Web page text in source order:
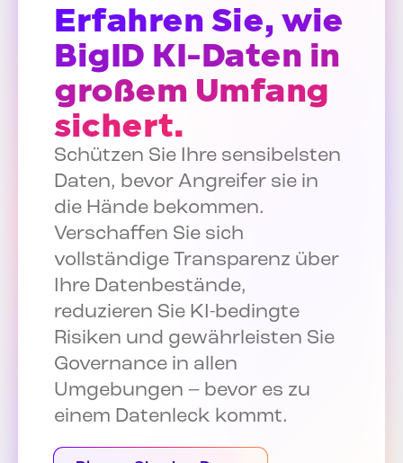
Erfahren Sie, wie
BigID KI-Daten in
großem Umfang
sichert.
Schützen Sie Ihre sensibelsten
Daten, bevor Angreifer sie in
die Hände bekommen.
Verschaffen Sie sich
vollständige Transparenz über
Ihre Datenbestände,
reduzieren Sie KI-bedingte
Risiken und gewährleisten Sie
Governance in allen
Umgebungen – bevor es zu
einem Datenleck kommt.